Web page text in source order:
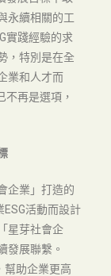
永續相關的工
實踐經驗的求
，特別是在全
業和人才而
不再是選項，
企業」打造的
ESG活動而設計
星芽社會企
發展聯繫。
幫助企業更高